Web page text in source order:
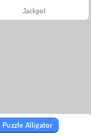
Jackpot
Puzzle Alligator